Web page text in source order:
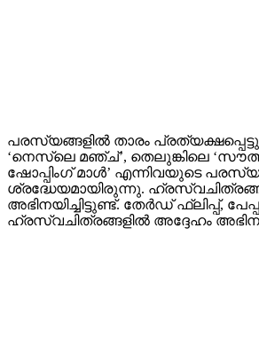
പരസ്യങ്ങളിൽ താരം പ്രത്യക്ഷപ്പെട്ടു.
‘നെസ്‌ലെ മഞ്ച്’, തെലുങ്കിലെ
ഷോപ്പിംഗ് മാൾ’ എന്നിവയുടെ
ശ്രദ്ധേയമായിരുന്നു.
അഭിനയിച്ചിട്ടുണ്ട്. തേർഡ് ഫ്ലിപ്പ്,
ഹ്രസ്വചിത്രങ്ങളിൽ അദ്ദേഹം